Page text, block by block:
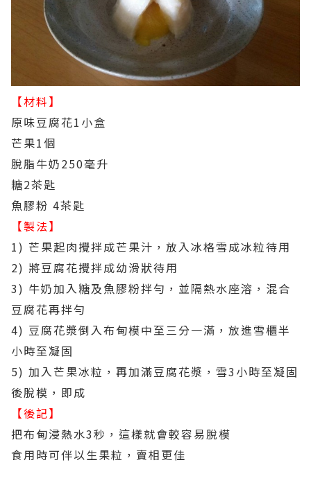
【材料】
原味豆腐花1小盒
芒果1個
脫脂牛奶250毫升
糖2茶匙
魚膠粉 4茶匙
【製法】
1) 芒果起肉攪拌成芒果汁，放入冰格雪成冰粒待用
2) 將豆腐花攪拌成幼滑狀待用
3) 牛奶加入糖及魚膠粉拌勻，並隔熱水座溶，混合
豆腐花再拌勻
4) 豆腐花漿倒入布甸模中至三分一滿，放進雪櫃半
小時至凝固
5) 加入芒果冰粒，再加滿豆腐花漿，雪3小時至凝固
後脫模，即成
【後記】
把布甸浸熱水3秒，這樣就會較容易脫模
食用時可伴以生果粒，賣相更佳